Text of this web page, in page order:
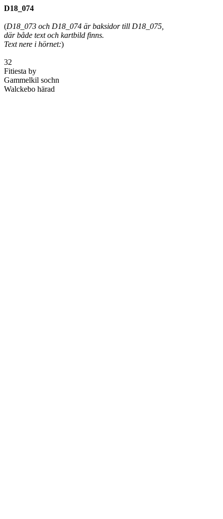
D18_074
(D18_073 och D18_074 är baksidor till D18_075,
där både text och kartbild finns.
Text nere i hörnet:)
32
Fitiesta by
Gammelkil sochn
Walckebo härad